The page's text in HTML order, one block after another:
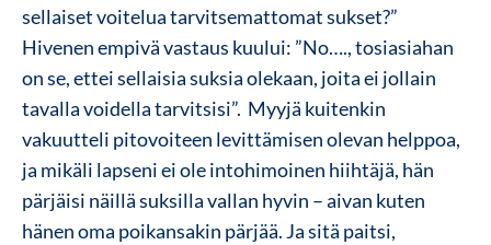
sellaiset voitelua tarvitsemattomat sukset?”
Hivenen empivä vastaus kuului: ”No…., tosiasiahan
on se, ettei sellaisia suksia olekaan, joita ei jollain
tavalla voidella tarvitsisi”. Myyjä kuitenkin
vakuutteli pitovoiteen levittämisen olevan helppoa,
ja mikäli lapseni ei ole intohimoinen hiihtäjä, hän
pärjäisi näillä suksilla vallan hyvin – aivan kuten
hänen oma poikansakin pärjää. Ja sitä paitsi,